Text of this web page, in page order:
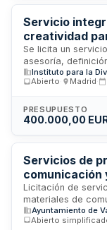
seguridad y
evento.
Servicio
creatividad
institucional
Instituto para
Energía
Se licita un
asesoría,
la campaña de
Sostenible: La
empresa
experiencia
comunicación,
la medición del
Instituto para la
Abierto
Madrid
PRESUPUESTO
400.000,00
Servicios de
comunicación
de
Licitación de
materiales de
el proyecto
Ayuntamiento de
Ayuntamiento de
Abierto